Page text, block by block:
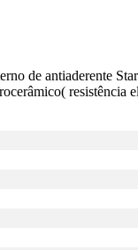
de antiaderente
resistência